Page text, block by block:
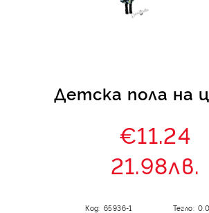
Детска пола на
€11.24
21.98лв.
Код: 65936-1 Тегло: